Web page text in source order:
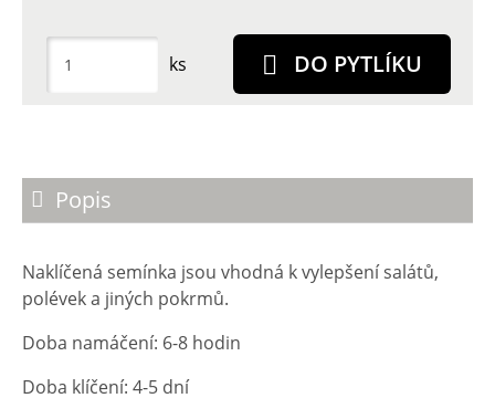
ks DO PYTLÍKU
Popis
Naklíčená semínka jsou vhodná k vylepšení salátů,
polévek a jiných pokrmů.
Doba namáčení: 6-8 hodin
Doba klíčení: 4-5 dní